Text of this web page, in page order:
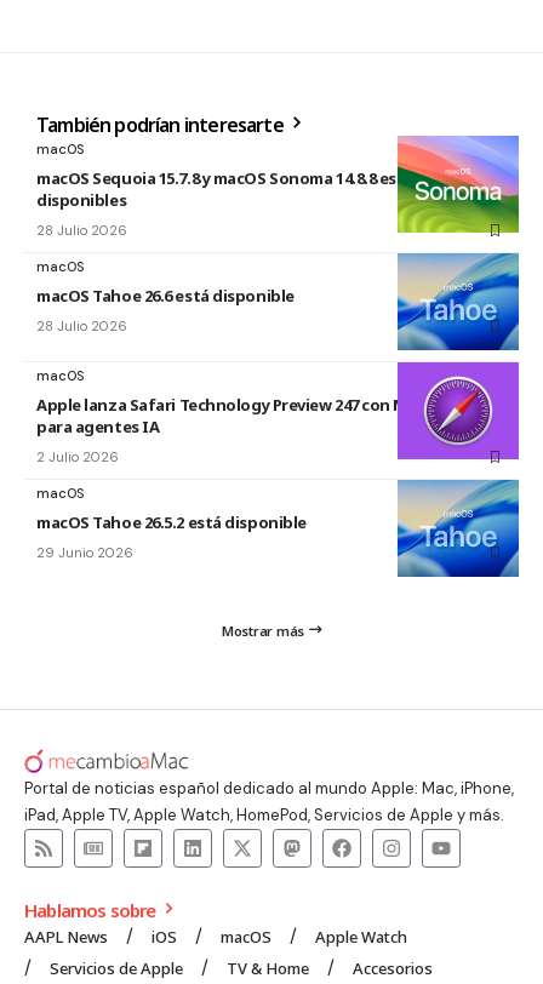
También podrían interesarte
macOS
macOS Sequoia 15.7.8 y macOS Sonoma 14.8.8 están
disponibles
28 Julio 2026
macOS
macOS Tahoe 26.6 está disponible
28 Julio 2026
macOS
Apple lanza Safari Technology Preview 247 con MCP Server
para agentes IA
2 Julio 2026
macOS
macOS Tahoe 26.5.2 está disponible
29 Junio 2026
Mostrar más
Portal de noticias español dedicado al mundo Apple: Mac, iPhone,
iPad, Apple TV, Apple Watch, HomePod, Servicios de Apple y más.
Hablamos sobre
AAPL News iOS macOS
Apple Watch
Servicios de Apple
TV & Home Accesorios